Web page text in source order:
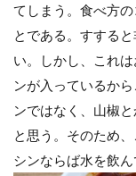
てしまう。食べ方
とである。すする
い。しかし、これ
ンが入っているか
ンではなく、山椒
と思う。そのため
シンならば水を飲ん